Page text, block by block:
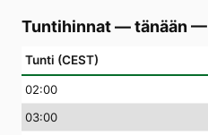
Tuntihinnat — tänään —
Tunti (CEST)
02:00
03:00